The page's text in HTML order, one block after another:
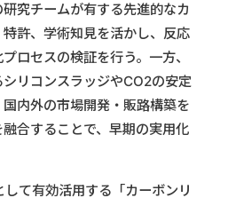
究チームが有する先進的なカ
許、学術知見を活かし、反応
ロセスの検証を行う。一方、
リコンスラッジやCO2の安定
内外の市場開発・販路構築を
合することで、早期の実用化
て有効活用する「カーボンリ